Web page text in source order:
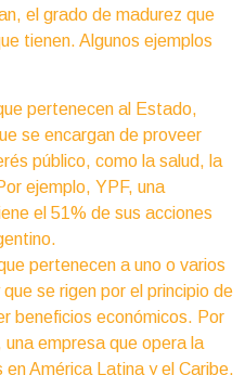
el grado de madurez que
tienen. Algunos ejemplos
pertenecen al Estado,
se encargan de proveer
público, como la salud, la
ejemplo, YPF, una
el 51% de sus acciones
pertenecen a uno o varios
se rigen por el principio de
beneficios económicos. Por
empresa que opera la
en América Latina y el Caribe.